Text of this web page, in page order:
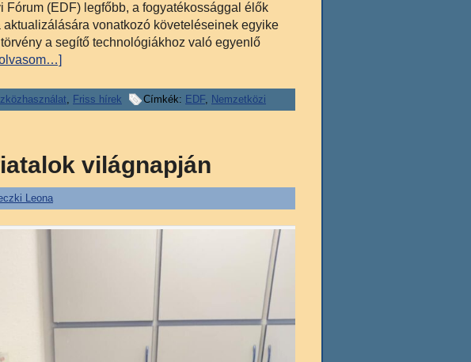
Fórum (EDF) legfőbb, a fogyatékossággal élők
vonatkozó követeléseinek egyike
a segítő technológiákhoz való egyenlő
, Friss hírek Címkék: EDF, Nemzetközi
világnapján
Leona